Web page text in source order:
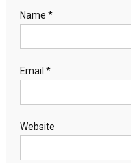
Name *
Email *
Website